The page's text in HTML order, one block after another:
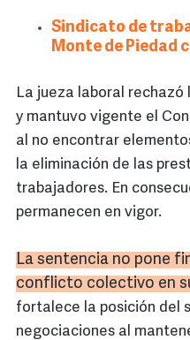
Sindicato de
Monte de Piedad
La jueza laboral
y mantuvo vigente el
al no encontrar
la eliminación de las
trabajadores. En
permanecen en vigor.
La sentencia no pone
conflicto colectivo en
fortalece la posición del
negociaciones al